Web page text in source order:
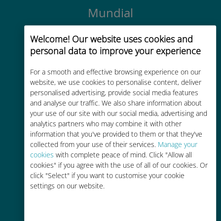
Welcome! Our website uses cookies and
personal data to improve your experience
For a smooth and effective browsing experience on our
website, we use cookies to personalise content, deliver
personalised advertising, provide social media features
and analyse our traffic. We also share information about
your use of our site with our social media, advertising and
analytics partners who may combine it with other
information that you've provided to them or that they've
collected from your use of their services. Manage your
cookies with complete peace of mind. Click "Allow all
cookies" if you agree with the use of all of our cookies. Or
click "Select" if you want to customise your cookie
settings on our website.
Mundial
Conectividad celular mundial de
alta calidad en más de 200
destinos
Rentable
Hasta un 90% más barato que los
costes de itinerancia con su
operador actual